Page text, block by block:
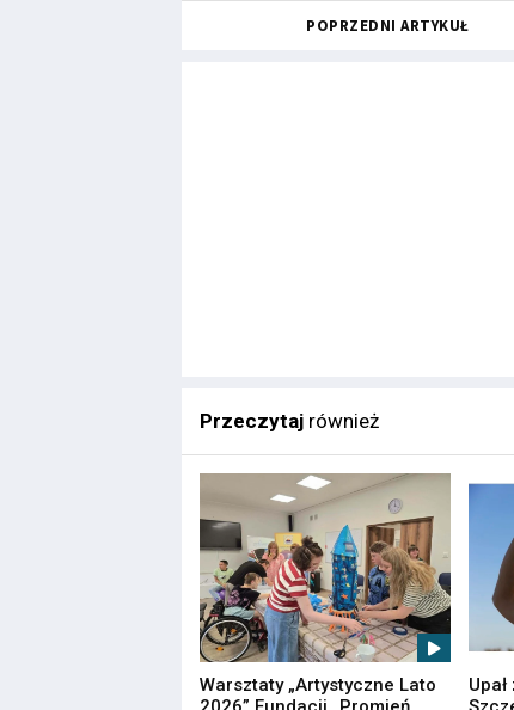
POPRZEDNI ARTYKUŁ
Przeczytaj również
Warsztaty „Artystyczne Lato